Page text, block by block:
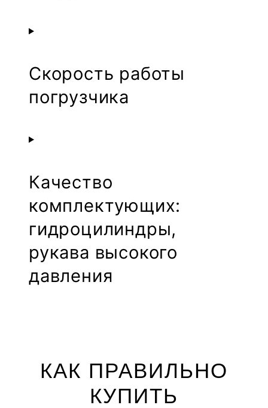
Скорость работы
погрузчика
Качество
комплектующих:
гидроцилиндры,
рукава высокого
давления
КАК ПРАВИЛЬНО
КУПИТЬ